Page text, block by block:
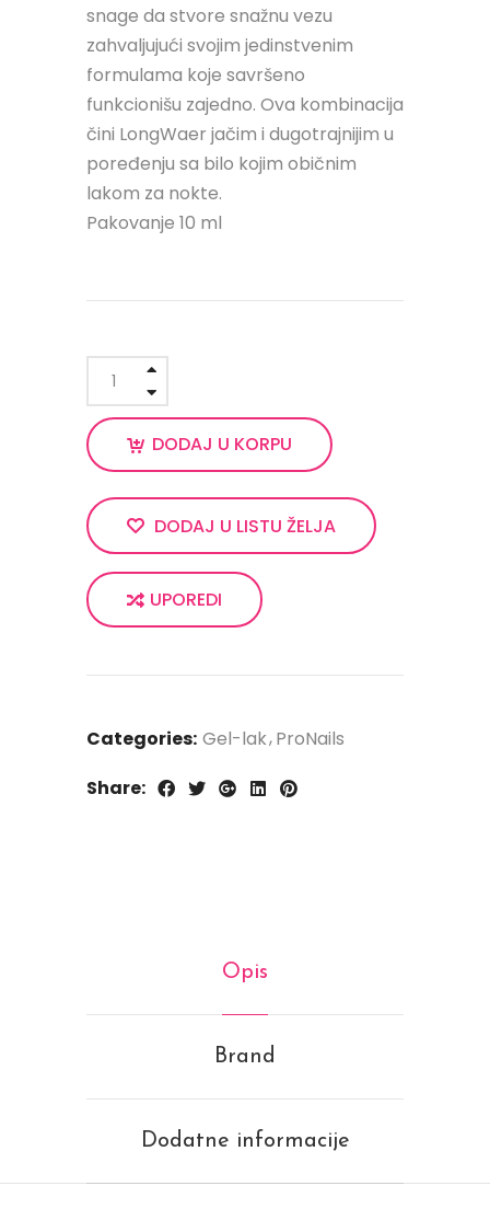
snage da stvore snažnu vezu
zahvaljujući svojim jedinstvenim
formulama koje savršeno
funkcionišu zajedno. Ova kombinacija
čini LongWaer jačim i dugotrajnijim u
poređenju sa bilo kojim običnim
lakom za nokte.
Pakovanje 10 ml
DODAJ U KORPU
DODAJ U LISTU ŽELJA
UPOREDI
Categories: Gel-lak ProNails
Share:
Opis
Brand
Dodatne informacije